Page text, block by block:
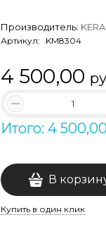
Производитель:
Артикул: KM8304
4 500,00
Итого: 4
В
Купить в один клик